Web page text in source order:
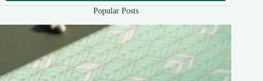
Popular Posts